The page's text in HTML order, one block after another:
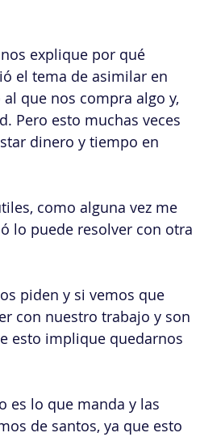
explique por qué
el tema de asimilar en
que nos compra algo y,
Pero esto muchas veces
dinero y tiempo en
como alguna vez me
lo puede resolver con otra
piden y si vemos que
con nuestro trabajo y son
esto implique quedarnos
es lo que manda y las
de santos, ya que esto